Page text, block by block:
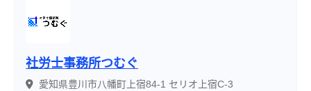
社労士事務所つむぐ
愛知県豊川市八幡町上宿84-1 セリオ上宿C-3